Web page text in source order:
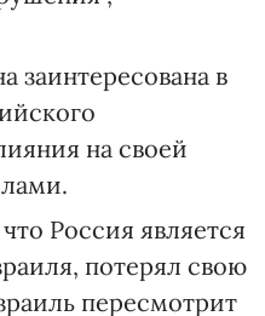
заинтересована в
на своей
Россия является
потерял свою
пересмотрит